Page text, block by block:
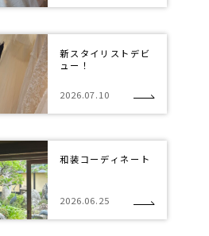
新スタイリストデビ
ュー！
2026.07.10
和装コーディネート
2026.06.25